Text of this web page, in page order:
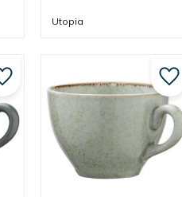
som ger en känsla av
Utopia
Lägg till i favoriter